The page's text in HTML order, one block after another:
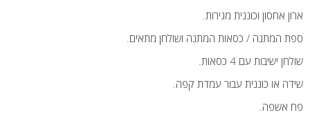
ארון אחסון וכוננית מגירות.
ספת המתנה / כסאות המתנה ושולחן מתאים.
שולחן ישיבות עם 4 כסאות.
שידה או כוננית עבור עמדת קפה.
פח אשפה.